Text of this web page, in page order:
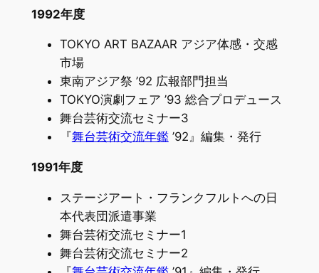
1992年度
TOKYO ART BAZAAR アジア体感・交感
市場
東南アジア祭 ’92 広報部門担当
TOKYO演劇フェア ’93 総合プロデュース
舞台芸術交流セミナー3
『舞台芸術交流年鑑’92』編集・発行
1991年度
ステージアート・フランクフルトへの日
本代表団派遣事業
舞台芸術交流セミナー1
舞台芸術交流セミナー2